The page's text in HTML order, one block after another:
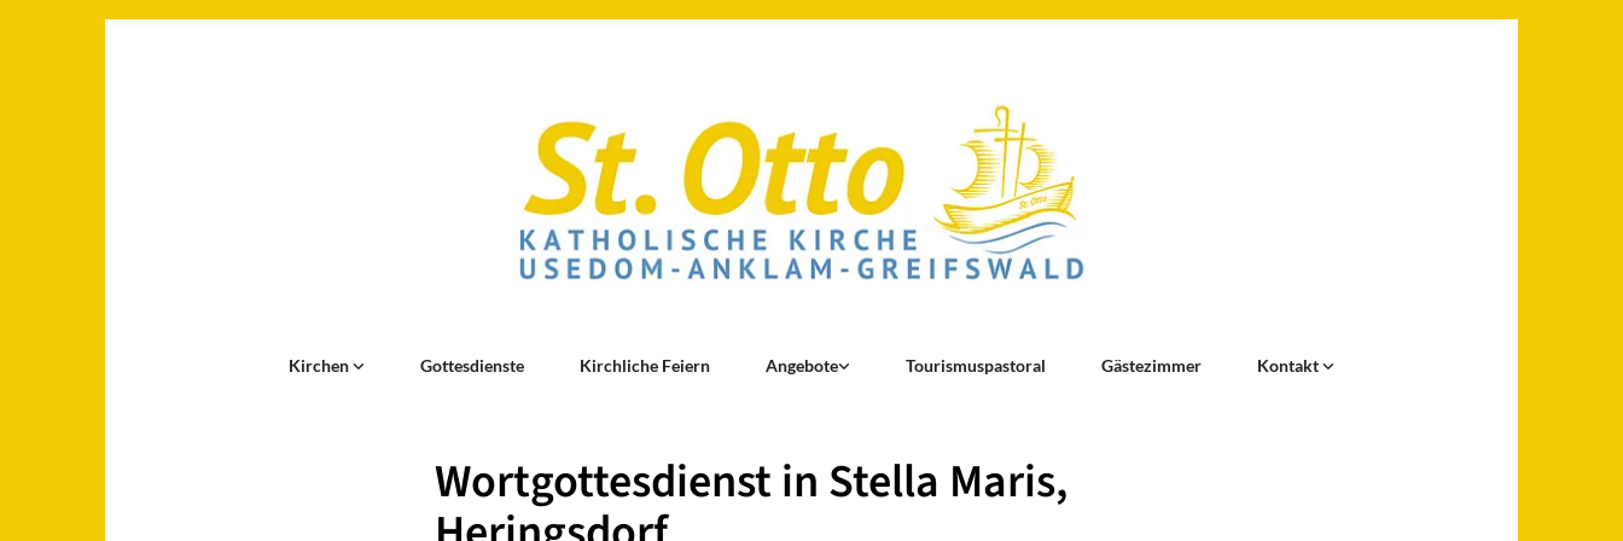
Kirchen Gottesdienste Kirchliche Feiern Angebote Tourismuspastoral Gästezimmer Kontakt
Wortgottesdienst in Stella Maris,